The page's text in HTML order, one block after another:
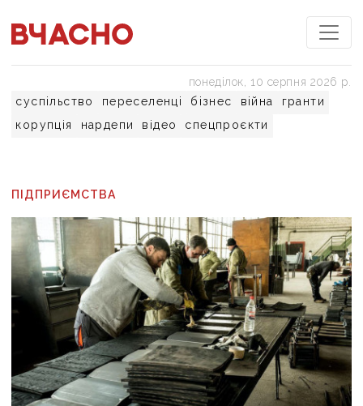
суспільство переселенці бізнес війна
гранти
корупція
нардепи відео спецпроєкти
понеділок, 10 серпня 2026 р.
ПІДПРИЄМСТВА